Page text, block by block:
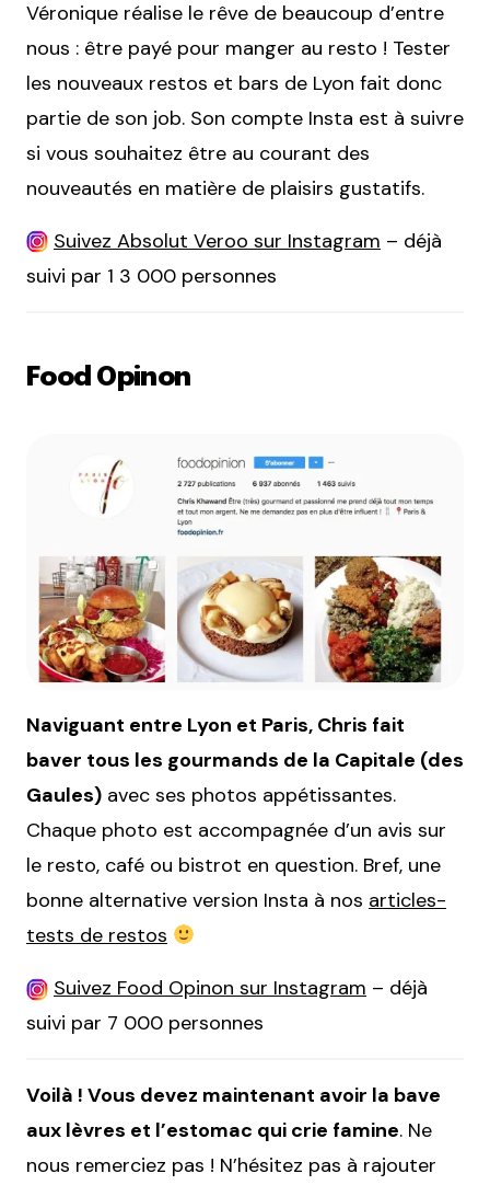
Véronique réalise le rêve de beaucoup d’entre
nous : être payé pour manger au resto ! Tester
les nouveaux restos et bars de Lyon fait donc
partie de son job. Son compte Insta est à suivre
si vous souhaitez être au courant des
nouveautés en matière de plaisirs gustatifs.
Suivez Absolut Veroo sur Instagram – déjà
suivi par 1 3 000 personnes
Food Opinon
Naviguant entre Lyon et Paris, Chris fait
baver tous les gourmands de la Capitale (des
Gaules) avec ses photos appétissantes.
Chaque photo est accompagnée d’un avis sur
le resto, café ou bistrot en question. Bref, une
bonne alternative version Insta à nos articles-
tests de restos
Suivez Food Opinon sur Instagram – déjà
suivi par 7 000 personnes
Voilà ! Vous devez maintenant avoir la bave
aux lèvres et l’estomac qui crie famine. Ne
nous remerciez pas ! N’hésitez pas à rajouter